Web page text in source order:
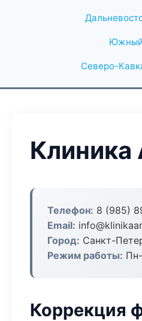
Северо-
Клиника
Телефон: 8 (985)
Email:
Город: Санкт-
Режим работы:
Коррекция